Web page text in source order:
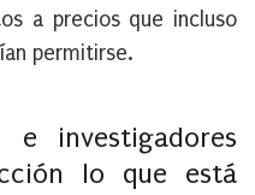
a precios que incluso
permitirse.
e investigadores
lo que está